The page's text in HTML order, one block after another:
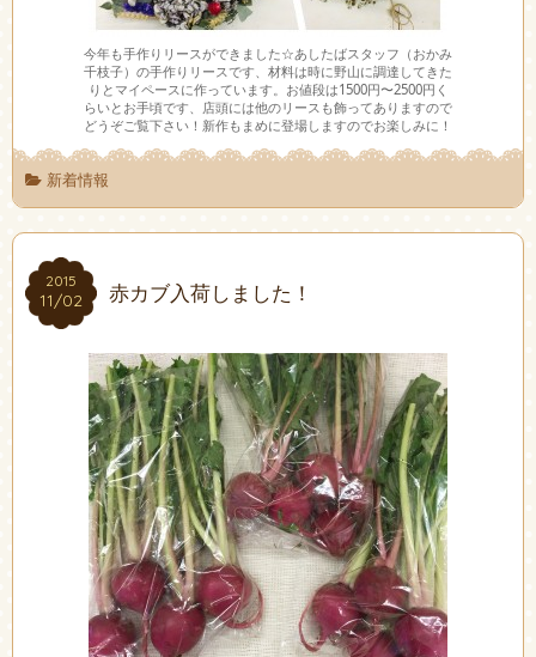
今年も手作りリースができました☆あしたばスタッフ（おかみ
千枝子）の手作りリースです、材料は時に野山に調達してきた
りとマイペースに作っています。お値段は1500円〜2500円く
らいとお手頃です、店頭には他のリースも飾ってありますので
どうぞご覧下さい！新作もまめに登場しますのでお楽しみに！
新着情報
2015
11/02
2015
11/02 赤カブ入荷しました！